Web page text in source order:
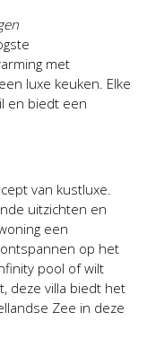
met
luxe keuken. Elke
en biedt een
van kustluxe.
uitzichten en
een
op het
pool of wilt
deze villa biedt het
Zee in deze